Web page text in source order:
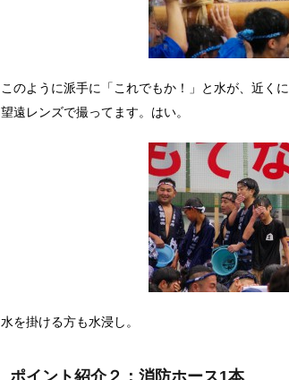
このように派手に「これでもか！」と水が、近く
望遠レンズで撮ってます。はい。
水を掛ける方も水浸し。
ポイント紹介２：消防ホース1本